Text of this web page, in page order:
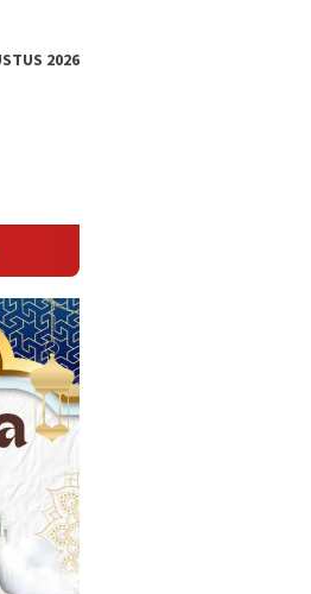
2026
Lapas Narkotika Muara Beliti